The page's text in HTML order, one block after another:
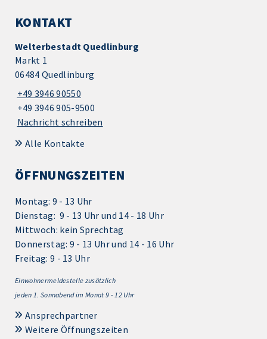
KONTAKT
Welterbestadt Quedlinburg
Markt 1
06484 Quedlinburg
+49 3946 90550
+49 3946 905-9500
Nachricht schreiben
Alle Kontakte
ÖFFNUNGSZEITEN
Montag: 9 - 13 Uhr
Dienstag: 9 - 13 Uhr und 14 - 18 Uhr
Mittwoch: kein Sprechtag
Donnerstag: 9 - 13 Uhr und 14 - 16 Uhr
Freitag: 9 - 13 Uhr
Einwohnermeldestelle zusätzlich
jeden 1. Sonnabend im Monat 9 - 12 Uhr
Ansprechpartner
Weitere Öffnungszeiten